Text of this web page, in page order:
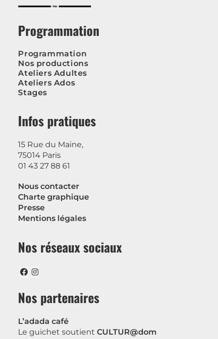
Programmation
Programmation
Nos productions
Ateliers Adultes
Ateliers Ados
Stages
Infos pratiques
15 Rue du Maine,
75014 Paris
01 43 27 88 61
Nous contacter
Charte graphique
Presse
Mentions légales
Nos réseaux sociaux
Nos partenaires
L’adada café
Le guichet soutientCULTUR@dom